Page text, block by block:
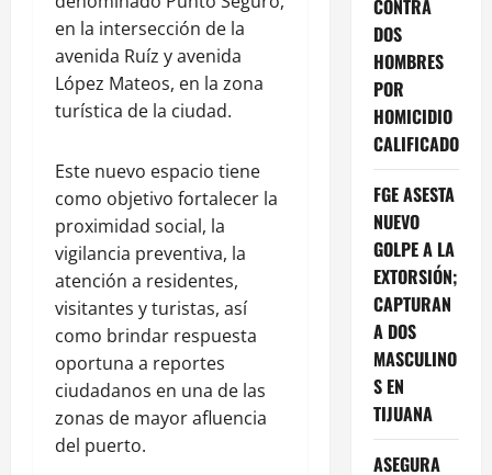
en la intersección de la
avenida Ruíz y avenida
López Mateos, en la zona
turística de la ciudad.
Este nuevo espacio tiene
como objetivo fortalecer la
proximidad social, la
vigilancia preventiva, la
atención a residentes,
visitantes y turistas, así
como brindar respuesta
oportuna a reportes
ciudadanos en una de las
zonas de mayor afluencia
del puerto.
CONTRA
DOS
HOMBRES
POR
HOMICIDIO
CALIFICADO
FGE ASESTA
NUEVO
GOLPE A LA
EXTORSIÓN;
CAPTURAN
A DOS
MASCULINO
S EN
TIJUANA
ASEGURA